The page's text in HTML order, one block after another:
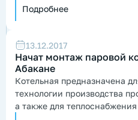
Подробнее
13.12.2017
Начат монтаж паровой
Абакане
Котельная предназначена
технологии производства
а также для